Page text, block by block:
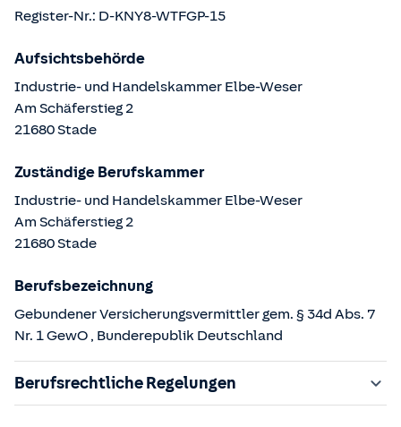
Register-Nr.: D-KNY8-WTFGP-15
Aufsichtsbehörde
Industrie- und Handelskammer Elbe-Weser
Am Schäferstieg 2
21680Stade
Zuständige Berufskammer
Industrie- und Handelskammer Elbe-Weser
Am Schäferstieg 2
21680Stade
Berufsbezeichnung
Gebundener Versicherungsvermittler gem. § 34d Abs. 7
Nr. 1 GewO , Bunderepublik Deutschland
Berufsrechtliche Regelungen